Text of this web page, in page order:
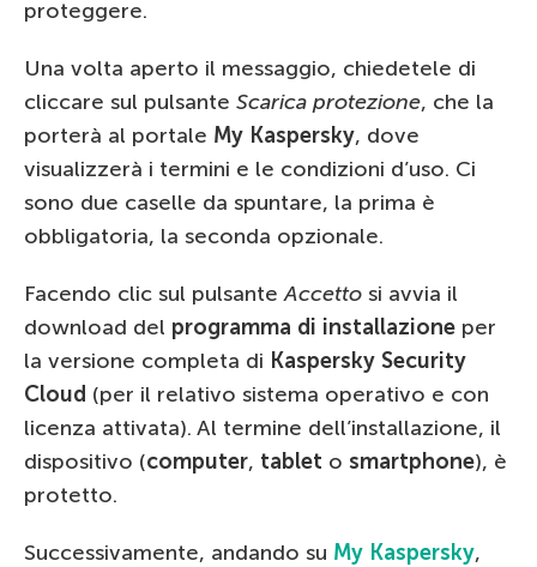
proteggere.
Una volta aperto il messaggio, chiedetele di
cliccare sul pulsante Scarica protezione, che la
porterà al portale My Kaspersky, dove
visualizzerà i termini e le condizioni d’uso. Ci
sono due caselle da spuntare, la prima è
obbligatoria, la seconda opzionale.
Facendo clic sul pulsanteAccetto si avvia il
download del programma di installazione per
la versione completa di Kaspersky Security
Cloud (per il relativo sistema operativo e con
licenza attivata). Al termine dell’installazione, il
dispositivo (computer, tablet o smartphone), è
protetto.
Successivamente, andando su My Kaspersky,